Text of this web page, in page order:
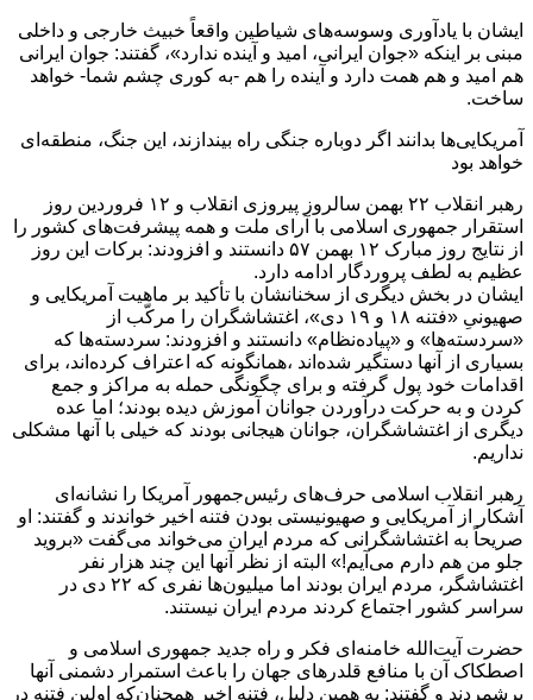
ایشان با یادآوری وسوسه‌های شیاطین واقعاً خبیث خارجی و داخلی
مبنی بر اینکه «جوان ایرانی، امید و آینده ندارد»، گفتند: جوان ایرانی
هم امید و هم همت دارد و آینده را هم -به کوری چشم شما- خواهد
ساخت.
آمریکایی‌ها بدانند اگر دوباره جنگی راه بیندازند، این جنگ، منطقه‌ای
خواهد بود
رهبر انقلاب ۲۲ بهمن سالروز پیروزی انقلاب و ۱۲ فروردین روز
استقرار جمهوری اسلامی با آرای ملت و همه پیشرفت‌های کشور را
از نتایج روز مبارک ۱۲ بهمن ۵۷ دانستند و افزودند: برکات این روز
عظیم به لطف پروردگار ادامه دارد.
ایشان در بخش دیگری از سخنانشان با تأکید بر ماهیت آمریکایی و
صهیونیِ «فتنه ۱۸ و ۱۹ دی»، اغتشاشگران را مرکّب از
«سردسته‌ها» و «پیاده‌نظام» دانستند و افزودند: سردسته‌ها که
بسیاری از آنها دستگیر شده‌اند ،همانگونه که اعتراف کرده‌اند، برای
اقدامات خود پول گرفته و برای چگونگی حمله به مراکز و جمع
کردن و به حرکت درآوردن جوانان آموزش دیده بودند؛ اما عده
دیگری از اغتشاشگران، جوانان هیجانی بودند که خیلی با آنها مشکلی
نداریم.
رهبر انقلاب اسلامی حرف‌های رئیس‌جمهور آمریکا را نشانه‌ای
آشکار از آمریکایی و صهیونیستی بودن فتنه اخیر خواندند و گفتند: او
صریحاً به اغتشاشگرانی که مردم ایران می‌خواند می‌گفت «بروید
جلو من هم دارم می‌آیم!» البته از نظر آنها این چند هزار نفر
اغتشاشگر، مردم ایران بودند اما میلیون‌ها نفری که ۲۲ دی در
سراسر کشور اجتماع کردند مردم ایران نیستند.
حضرت آیت‌الله خامنه‌ای فکر و راه جدید جمهوری اسلامی و
اصطکاک آن با منافع قلدرهای جهان را باعث استمرار دشمنی آنها
برشمردند و گفتند: به همین دلیل، فتنه اخیر همچنان‌که اولین فتنه در